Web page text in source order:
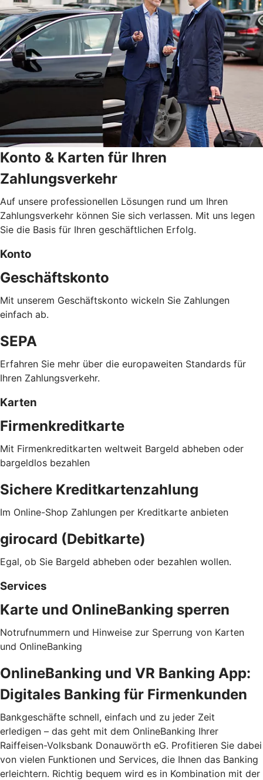
Konto & Karten für Ihren
Zahlungsverkehr
Auf unsere professionellen Lösungen rund um Ihren
Zahlungsverkehr können Sie sich verlassen. Mit uns legen
Sie die Basis für Ihren geschäftlichen Erfolg.
Konto
Geschäftskonto
Mit unserem Geschäftskonto wickeln Sie Zahlungen
einfach ab.
SEPA
Erfahren Sie mehr über die europaweiten Standards für
Ihren Zahlungsverkehr.
Karten
Firmenkreditkarte
Mit Firmenkreditkarten weltweit Bargeld abheben oder
bargeldlos bezahlen
Sichere Kreditkartenzahlung
Im Online-Shop Zahlungen per Kreditkarte anbieten
girocard (Debitkarte)
Egal, ob Sie Bargeld abheben oder bezahlen wollen.
Services
Karte und OnlineBanking sperren
Notrufnummern und Hinweise zur Sperrung von Karten
und OnlineBanking
OnlineBanking und VR Banking App:
Digitales Banking für Firmenkunden
Bankgeschäfte schnell, einfach und zu jeder Zeit
erledigen – das geht mit dem OnlineBanking Ihrer
Raiffeisen-Volksbank Donauwörth eG. Profitieren Sie dabei
von vielen Funktionen und Services, die Ihnen das Banking
erleichtern. Richtig bequem wird es in Kombination mit der